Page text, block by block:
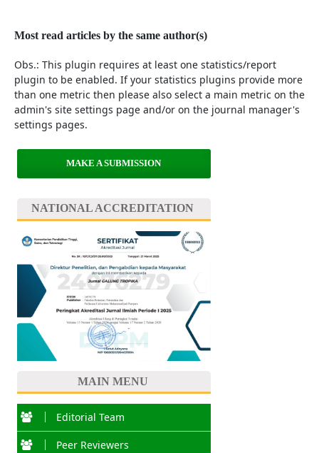
Most read articles by the same author(s)
Obs.: This plugin requires at least one statistics/report
plugin to be enabled. If your statistics plugins provide more
than one metric then please also select a main metric on the
admin's site settings page and/or on the journal manager's
settings pages.
MAKE A SUBMISSION
NATIONAL ACCREDITATION
MAIN MENU
Editorial Team
Peer Reviewers